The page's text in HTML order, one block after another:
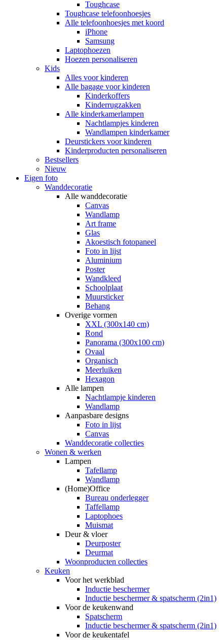
Toughcase
Toughcase telefoonhoesjes
Alle telefoonhoesjes met koord
iPhone
Samsung
Laptophoezen
Hoezen personaliseren
Kids
Alles voor kinderen
Alle bagage voor kinderen
Kinderkoffers
Kinderrugzakken
Alle kinderkamerlampen
Nachtlampjes kinderen
Wandlampen kinderkamer
Deurstickers voor kinderen
Kinderproducten personaliseren
Bestsellers
Nieuw
Eigen foto
Wanddecoratie
Alle wanddecoratie
Canvas
Wandlamp
Art frame
Glas
Akoestisch fotopaneel
Foto in lijst
Aluminium
Poster
Wandkleed
Schoolplaat
Muursticker
Behang
Overige vormen
XXL (300x140 cm)
Rond
Panorama (300x100 cm)
Ovaal
Organisch
Meerluiken
Hexagon
Alle lampen
Nachtlampje kinderen
Wandlamp
Aanpasbare designs
Foto in lijst
Canvas
Wanddecoratie collecties
Wonen & werken
Lampen
Tafellamp
Wandlamp
(Home)Office
Bureau onderlegger
Taffellamp
Laptophoes
Muismat
Deur & vloer
Deurposter
Deurmat
Woonproducten collecties
Keuken
Voor het werkblad
Inductie beschermer
Inductie beschermer & spatscherm (2in1)
Voor de keukenwand
Spatscherm
Inductie beschermer & spatscherm (2in1)
Voor de keukentafel